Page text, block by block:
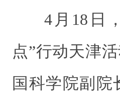
4月18日
点”行动天津
国科学院副院